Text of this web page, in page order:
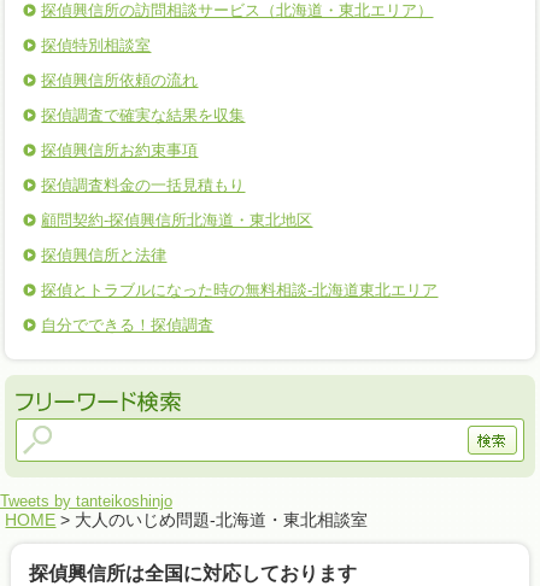
探偵興信所の訪問相談サービス（北海道・東北エリア）
探偵特別相談室
探偵興信所依頼の流れ
探偵調査で確実な結果を収集
探偵興信所お約束事項
探偵調査料金の一括見積もり
顧問契約-探偵興信所北海道・東北地区
探偵興信所と法律
探偵とトラブルになった時の無料相談‐北海道東北エリア
自分でできる！探偵調査
Tweets by tanteikoshinjo
HOME > 大人のいじめ問題-北海道・東北相談室
探偵興信所は全国に対応しております